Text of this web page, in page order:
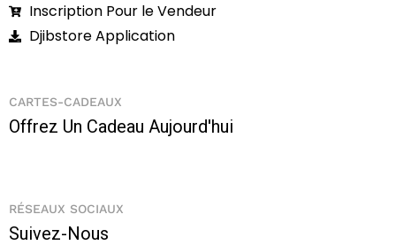
Inscription Pour le Vendeur
Djibstore Application
CARTES-CADEAUX
Offrez Un Cadeau Aujourd'hui
RÉSEAUX SOCIAUX
Suivez-Nous